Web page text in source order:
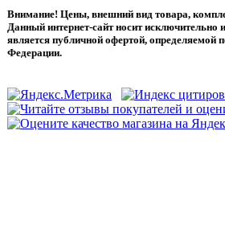
Внимание! Цены, внешний вид товара,
Данный интернет-сайт носит
является публичной офертой, определяемой
Федерации.